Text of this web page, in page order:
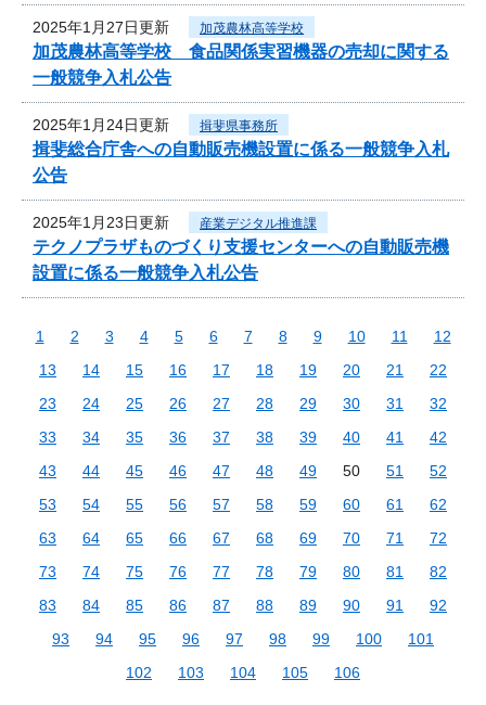
2025年1月27日更新 加茂農林高等学校
加茂農林高等学校 食品関係実習機器の売却に関する
一般競争入札公告
2025年1月24日更新 揖斐県事務所
揖斐総合庁舎への自動販売機設置に係る一般競争入札
公告
2025年1月23日更新 産業デジタル推進課
テクノプラザものづくり支援センターへの自動販売機
設置に係る一般競争入札公告
1 2 3 4 5 6 7 8 9 10 11
12
13
14 15 16 17 18 19 20 21
22
23
24 25 26 27 28 29 30 31
32
33
34 35 36 37 38 39 40 41
42
43
44 45 46 47 48 49 50 51
52
53
54 55 56 57 58 59 60 61
62
63
64 65 66 67 68 69 70 71
72
73
74 75 76 77 78 79 80 81
82
83
84 85 86 87 88 89 90 91
92
93
94 95 96 97 98 99 100
101
102
103 104 105 106